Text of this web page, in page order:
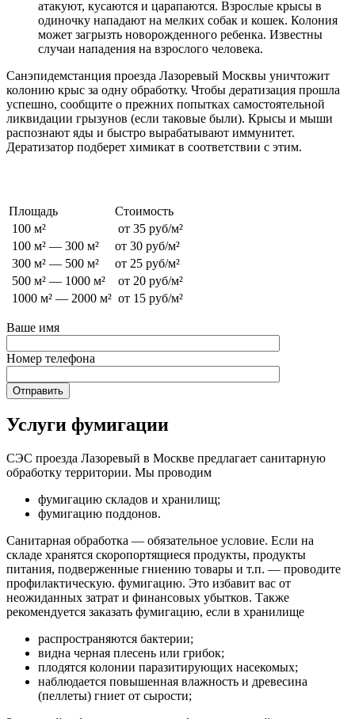
атакуют, кусаются и царапаются. Взрослые крысы в
одиночку нападают на мелких собак и кошек. Колония
может загрызть новорожденного ребенка. Известны
случаи нападения на взрослого человека.
Санэпидемстанция проезда Лазоревый Москвы уничтожит
колонию крыс за одну обработку. Чтобы дератизация прошла
успешно, сообщите о прежних попытках самостоятельной
ликвидации грызунов (если таковые были). Крысы и мыши
распознают яды и быстро вырабатывают иммунитет.
Дератизатор подберет химикат в соответствии с этим.
Площадь
Стоимость
100 м²
от 35 руб/м²
100 м² — 300 м²
от 30 руб/м²
300 м² — 500 м²
от 25 руб/м²
500 м² — 1000 м²
от 20 руб/м²
1000 м² — 2000 м² от 15 руб/м²
Ваше имя
Номер телефона
Услуги фумигации
СЭС проезда Лазоревый в Москве предлагает санитарную
обработку территории. Мы проводим
фумигацию складов и хранилищ;
фумигацию поддонов.
Санитарная обработка — обязательное условие. Если на
складе хранятся скоропортящиеся продукты, продукты
питания, подверженные гниению товары и т.п. — проводите
профилактическую. фумигацию. Это избавит вас от
неожиданных затрат и финансовых убытков. Также
рекомендуется заказать фумигацию, если в хранилище
распространяются бактерии;
видна черная плесень или грибок;
плодятся колонии паразитирующих насекомых;
наблюдается повышенная влажность и древесина
(пеллеты) гниет от сырости;